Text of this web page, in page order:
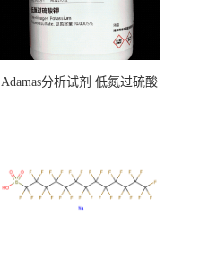
Adamas分析试剂 低氮过硫酸